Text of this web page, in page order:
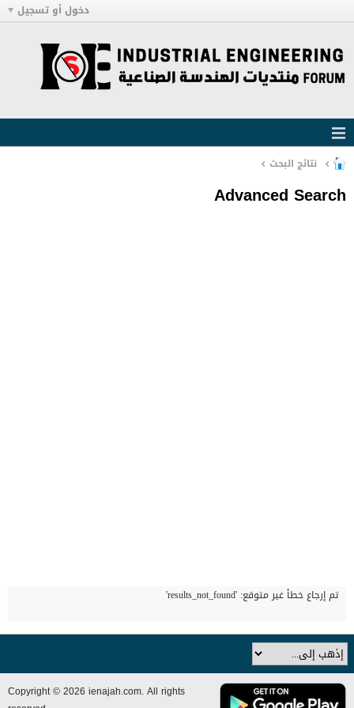
دخول أو تسجيل
نتائج البحث
Advanced Search
تم إرجاع خطأ غير متوقع: 'results_not_found'
Copyright © 2026 ienajah.com. All rights